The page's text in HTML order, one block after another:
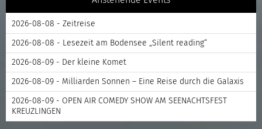
2026-08-08 - Zeitreise
2026-08-08 - Lesezeit am Bodensee „Silent reading“
2026-08-09 - Der kleine Komet
2026-08-09 - Milliarden Sonnen – Eine Reise durch die Galaxis
2026-08-09 - OPEN AIR COMEDY SHOW AM SEENACHTSFEST
KREUZLINGEN